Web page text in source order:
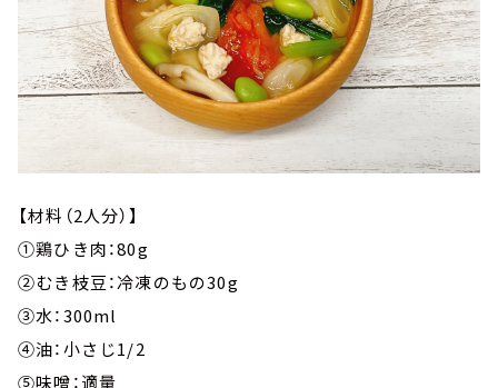
【材料（2人分）】
①鶏ひき肉：80g
②むき枝豆：冷凍のもの30g
③水：300ml
④油：小さじ1/2
⑤味噌：適量